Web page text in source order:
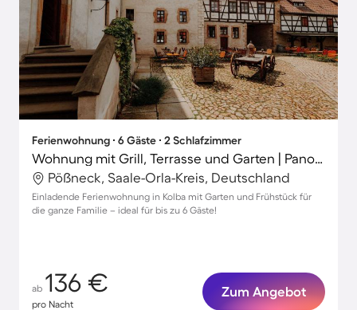
Ferienwohnung ∙ 6 Gäste ∙ 2 Schlafzimmer
Wohnung mit Grill, Terrasse und Garten | Panoramablick
Pößneck, Saale-Orla-Kreis, Deutschland
Einladende Ferienwohnung in Kolba mit Garten und Frühstück für
die ganze Familie – ideal für bis zu 6 Gäste!
ab 136 €
pro Nacht
Zum Angebot